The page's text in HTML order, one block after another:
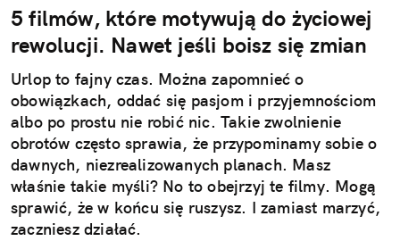
5 filmów, które motywują do życiowej
rewolucji. Nawet jeśli boisz się zmian
Urlop to fajny czas. Można zapomnieć o
obowiązkach, oddać się pasjom i przyjemnościom
albo po prostu nie robić nic. Takie zwolnienie
obrotów często sprawia, że przypominamy sobie o
dawnych, niezrealizowanych planach. Masz
właśnie takie myśli? No to obejrzyj te filmy. Mogą
sprawić, że w końcu się ruszysz. I zamiast marzyć,
zaczniesz działać.